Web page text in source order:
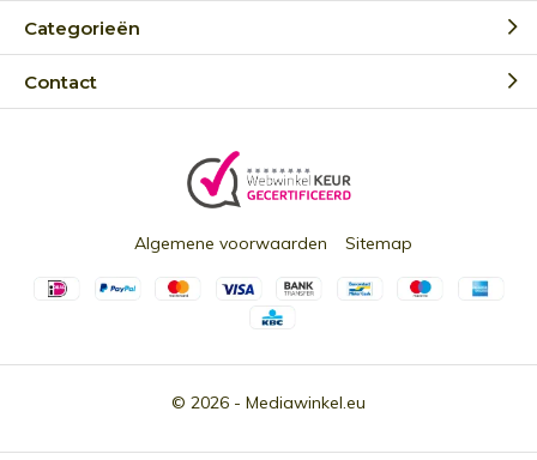
Categorieën
Contact
© 2026 - Mediawinkel.eu
Algemene voorwaarden Sitemap